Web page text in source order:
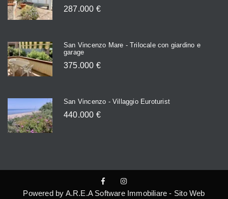
287.000 €
San Vincenzo Mare - Trilocale con giardino e
garage
375.000 €
San Vincenzo - Villaggio Euroturist
440.000 €
Powered by A.R.E.A Software Immobiliare - Sito Web